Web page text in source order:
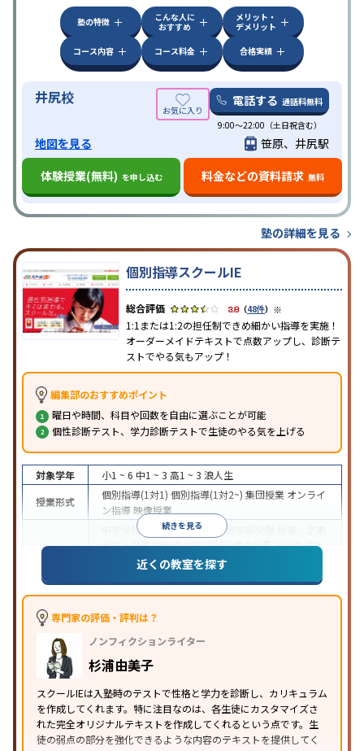
塾の特徴
こんな人に
おすすめ
メリット・
デメリット
コース内容
コース料金 合格実績
井尻校 電話する 通話料無料
9:00～22:00（土日祝含む）
地図を見る
笹原、井尻駅
体験授業(無料) を申し込む 料金などの資料請求 無料
塾の詳細を見る
個別指導スクールIE
3.8（48件） ※
1:1または1:2の担任制できめ細かい指導を実施！
オーダーメイドテキストで点数アップし、診断テ
ストでやる気もアップ！
編集部のおすすめポイント
曜日や時間、科目や回数を自由に選ぶことが可能
個性診断テスト、学力診断テストで生徒のやる気を上げる
続きを見る
対象学年 小1 ~ 6 中1 ~ 3 高1 ~ 3 浪人生
授業形式
個別指導(1対1) 個別指導(1対2~) 集団授業 オンライ
ン指導 映像授業
中学受験 高校受験大学受験 医学部受験
テスト対策内申点対策学習習慣の定着総合型選抜
(旧AO)対策推薦入試対策学校別特化対策
漢検(漢字検定)対策数学特化対策その他科目別特化
中高一貫校生に対応
可能季節講習のみの受講可
※2023年3月調査。小学校高学年の個別指導塾アンケート調査方法
近くの教室を探す
専門家の評価・評判は？
ノンフィクションライター
杉浦由美子
スクールIEは入塾時のテストで性格と学力を診断し、カリキュラム
を作成してくれます。特に注目なのは、各生徒にカスタマイズさ
れた完全オリジナルテキストを作成してくれるという点です。生
徒の弱点の部分を強化できるような内容のテキストを提供してく